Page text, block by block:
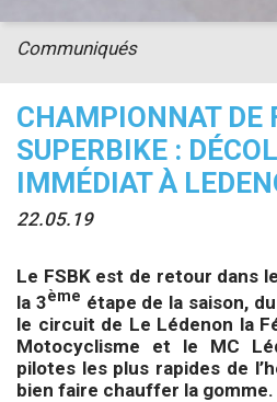
CHAMPIONNAT DE
SUPERBIKE :
IMMÉDIAT À
22.05.19
Communiqués
Le FSBK est de retour dans
la 3ème étape de la saison,
le circuit de Le Lédenon la
Motocyclisme et le MC
pilotes les plus rapides de
bien faire chauffer la gomme.